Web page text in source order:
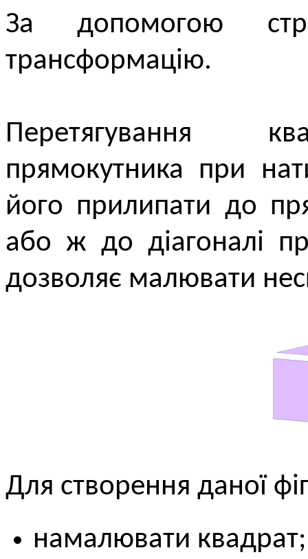
За допомогою
трансформацію.
Перетягування
прямокутника при
його прилипати до
або ж до діагоналі
дозволяє малювати
Для створення даної
намалювати квадрат;